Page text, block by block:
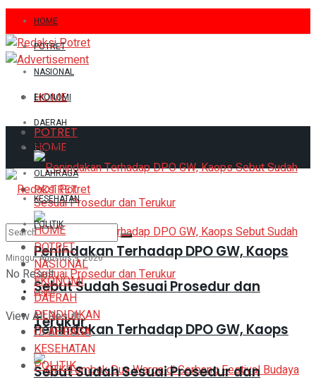
HOME
POTRET
NASIONAL
EKONOMI
DAERAH
PENDIDIKAN
OLAHRAGA
KESEHATAN
POLITIK
Minggu, Agustus 9, 2026
Login
HOME
POTRET
Penindakan Terhadap DPO GW, Kaops
Sebut Sudah Sesuai Prosedur dan
Terukur
HOME
POTRET
Penindakan Terhadap DPO GW, Kaops
Sebut Sudah Sesuai Prosedur dan
No Result
View All Result
HOME
POTRET
NASIONAL
EKONOMI
DAERAH
PENDIDIKAN
OLAHRAGA
KESEHATAN
POLITIK